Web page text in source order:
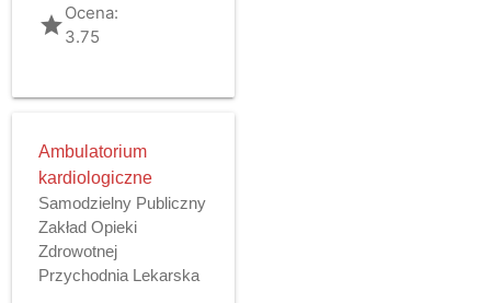
gradeOcena:
3.75
Ambulatorium
kardiologiczne
Samodzielny Publiczny
Zakład Opieki
Zdrowotnej
Przychodnia Lekarska